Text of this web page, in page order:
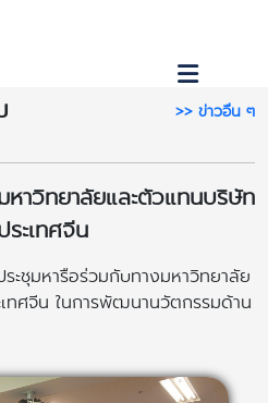
>> ข่าวอื่น ๆ
หาวิทยาลัยและตัวแทนบริษัท
ระเทศจีน
ชุมหารือร่วมกับทางมหาวิทยาลัย
ทศจีน ในการพัฒนานวัตกรรมด้าน